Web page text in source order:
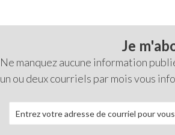
Je
Ne manquez aucune information
un ou deux courriels par mois vous